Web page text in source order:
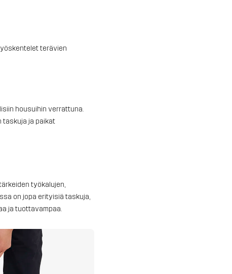
terävien
housuihin verrattuna.
taskuja ja paikat
työkalujen,
on jopa erityisiä taskuja,
ja tuottavampaa.